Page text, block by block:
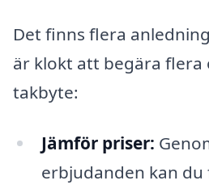
Det finns flera
är klokt att begära
takbyte:
Jämför priser:
erbjudanden kan du